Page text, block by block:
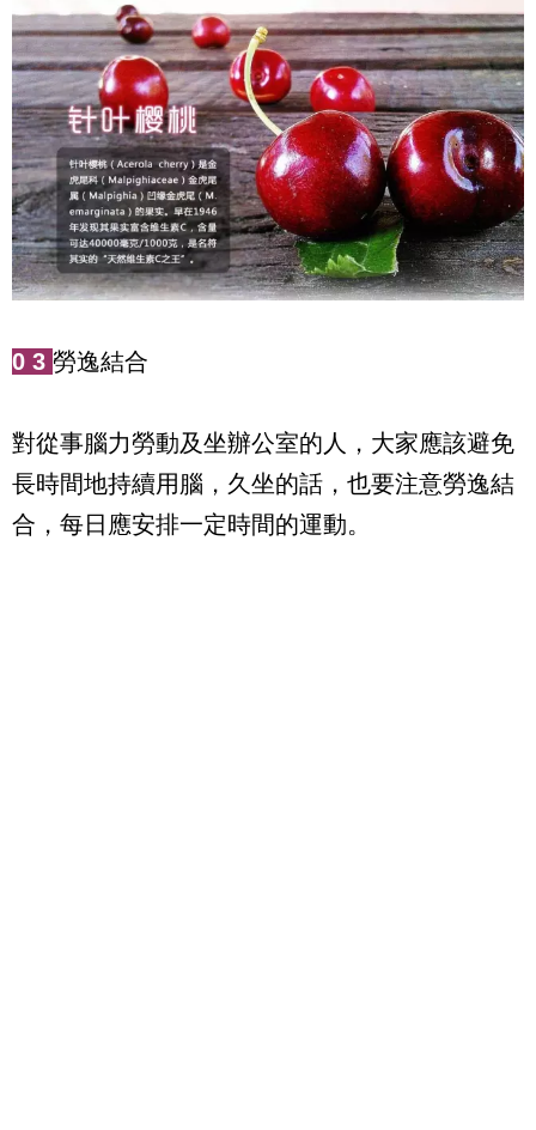
0 3 勞逸結合
對從事腦力勞動及坐辦公室的人，大家應該避免
長時間地持續用腦，久坐的話，也要注意勞逸結
合，每日應安排一定時間的運動。